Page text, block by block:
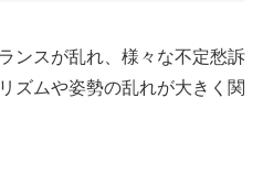
ンスが乱れ、様々な不定愁訴
ズムや姿勢の乱れが大きく関